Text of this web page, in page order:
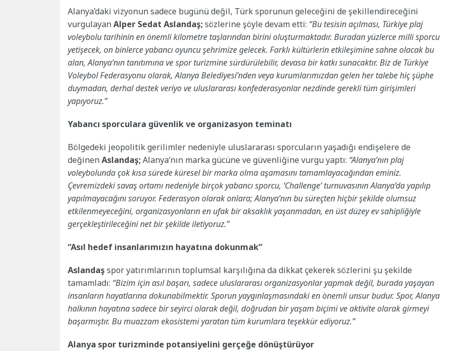
Alanya’daki vizyonun sadece bugünü değil, Türk sporunun geleceğini de şekillendireceğini
vurgulayanAlper Sedat Aslandaş;sözlerine şöyle devam etti: “Bu tesisin açılması, Türkiye plaj
voleybolu tarihinin en önemli kilometre taşlarından birini oluşturmaktadır. Buradan yüzlerce milli sporcu
yetişecek, on binlerce yabancı oyuncu şehrimize gelecek. Farklı kültürlerin etkileşimine sahne olacak bu
alan, Alanya’nın tanıtımına ve spor turizmine sürdürülebilir, devasa bir katkı sunacaktır. Biz de Türkiye
Voleybol Federasyonu olarak, Alanya Belediyesi’nden veya kurumlarımızdan gelen her talebe hiç şüphe
duymadan, derhal destek veriyo ve uluslararası konfederasyonlar nezdinde gerekli tüm girişimleri
yapıyoruz.”
Yabancı sporculara güvenlik ve organizasyon teminatı
Bölgedeki jeopolitik gerilimler nedeniyle uluslararası sporcuların yaşadığı endişelere de
değinenAslandaş;Alanya’nın marka gücüne ve güvenliğine vurgu yaptı: “Alanya’nın plaj
voleybolunda çok kısa sürede küresel bir marka olma aşamasını tamamlayacağından eminiz.
Çevremizdeki savaş ortamı nedeniyle birçok yabancı sporcu, ‘Challenge’ turnuvasının Alanya’da yapılıp
yapılmayacağını soruyor. Federasyon olarak onlara; Alanya’nın bu süreçten hiçbir şekilde olumsuz
etkilenmeyeceğini, organizasyonların en ufak bir aksaklık yaşanmadan, en üst düzey ev sahipliğiyle
gerçekleştirileceğini net bir şekilde iletiyoruz.”
“Asıl hedef insanlarımızın hayatına dokunmak”
Aslandaşspor yatırımlarının toplumsal karşılığına da dikkat çekerek sözlerini şu şekilde
tamamladı: “Bizim için asıl başarı, sadece uluslararası organizasyonlar yapmak değil, burada yaşayan
insanların hayatlarına dokunabilmektir. Sporun yaygınlaşmasındaki en önemli unsur budur. Spor, Alanya
halkının hayatına sadece bir seyirci olarak değil, doğrudan bir yaşam biçimi ve aktivite olarak girmeyi
başarmıştır. Bu muazzam ekosistemi yaratan tüm kurumlara teşekkür ediyoruz.”
Alanya spor turizminde potansiyelini gerçeğe dönüştürüyor